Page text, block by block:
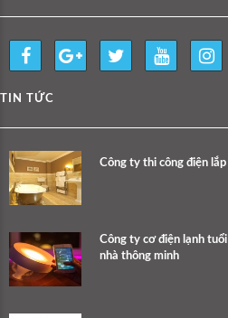
TIN TỨC
Công ty thi công điện
Công ty cơ điện lạnh
nhà thông minh